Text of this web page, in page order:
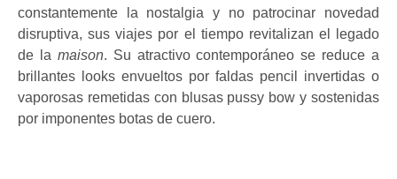
constantemente la nostalgia y no patrocinar novedad
disruptiva, sus viajes por el tiempo revitalizan el legado
de la maison. Su atractivo contemporáneo se reduce a
brillantes looks envueltos por faldas pencil invertidas o
vaporosas remetidas con blusas pussy bow y sostenidas
por imponentes botas de cuero.